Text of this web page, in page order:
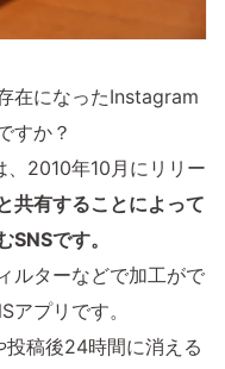
在になったInstagram
すか？
2010年10月にリリー
共有することによって
です。
ルターなどで加工がで
アプリです。
稿後24時間に消える